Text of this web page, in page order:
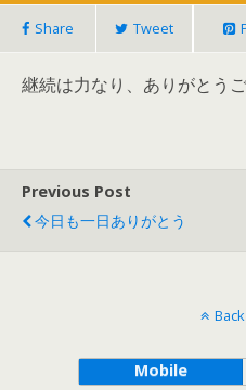
Share Tweet
継続は力なり、ありがとうご
Previous Post
今日も一日ありがとう
Mobile